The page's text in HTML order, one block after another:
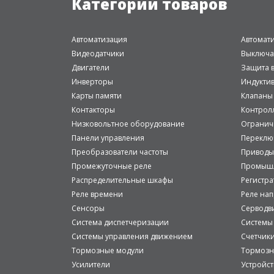
Автоматизация
Видеодатчики
Двигатели
Защита
Инверторы
Карты памяти
Клапаны
Контакторы
Низковольтное оборудование
Панели управления
Преобразователи частоты
Приводы
Промежуточные реле
Распределительные шкафы
Реле времени
Реле
Сенсоры
Система диспетчеризации
Системы управления движением
Тормозные модули
Усилители